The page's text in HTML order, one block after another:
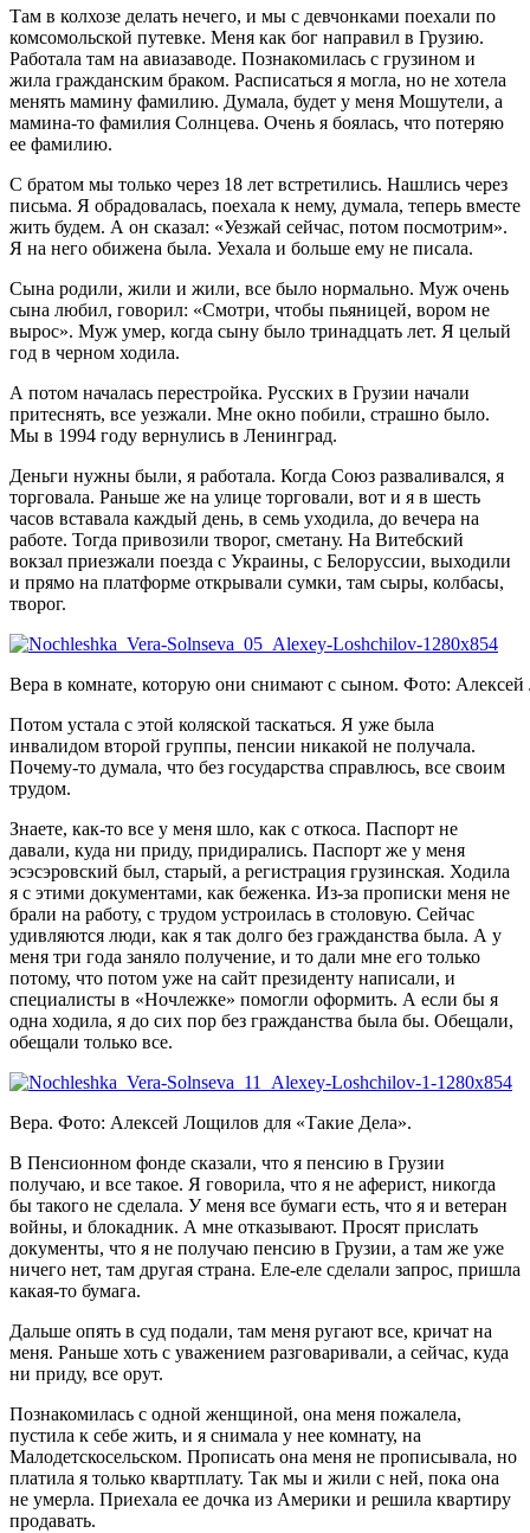
Там в колхозе делать нечего, и мы с девчонками поехали по
комсомольской путевке. Меня как бог направил в Грузию.
Работала там на авиазаводе. Познакомилась с грузином и
жила гражданским браком. Расписаться я могла, но не хотела
менять мамину фамилию. Думала, будет у меня Мошутели, а
мамина-то фамилия Солнцева. Очень я боялась, что потеряю
ее фамилию.
С братом мы только через 18 лет встретились. Нашлись через
письма. Я обрадовалась, поехала к нему, думала, теперь вместе
жить будем. А он сказал: «Уезжай сейчас, потом посмотрим».
Я на него обижена была. Уехала и больше ему не писала.
Сына родили, жили и жили, все было нормально. Муж очень
сына любил, говорил: «Смотри, чтобы пьяницей, вором не
вырос». Муж умер, когда сыну было тринадцать лет. Я целый
год в черном ходила.
А потом началась перестройка. Русских в Грузии начали
притеснять, все уезжали. Мне окно побили, страшно было.
Мы в 1994 году вернулись в Ленинград.
Деньги нужны были, я работала. Когда Союз разваливался, я
торговала. Раньше же на улице торговали, вот и я в шесть
часов вставала каждый день, в семь уходила, до вечера на
работе. Тогда привозили творог, сметану. На Витебский
вокзал приезжали поезда с Украины, с Белоруссии, выходили
и прямо на платформе открывали сумки, там сыры, колбасы,
творог.
Вера в комнате, которую они снимают с сыном. Фото:
Потом устала с этой коляской таскаться. Я уже была
инвалидом второй группы, пенсии никакой не получала.
Почему-то думала, что без государства справлюсь, все своим
трудом.
Знаете, как-то все у меня шло, как с откоса. Паспорт не
давали, куда ни приду, придирались. Паспорт же у меня
эсэсэровский был, старый, а регистрация грузинская. Ходила
я с этими документами, как беженка. Из-за прописки меня не
брали на работу, с трудом устроилась в столовую. Сейчас
удивляются люди, как я так долго без гражданства была. А у
меня три года заняло получение, и то дали мне его только
потому, что потом уже на сайт президенту написали, и
специалисты в «Ночлежке» помогли оформить. А если бы я
одна ходила, я до сих пор без гражданства была бы. Обещали,
обещали только все.
Вера. Фото: Алексей Лощилов для «Такие Дела».
В Пенсионном фонде сказали, что я пенсию в Грузии
получаю, и все такое. Я говорила, что я не аферист, никогда
бы такого не сделала. У меня все бумаги есть, что я и ветеран
войны, и блокадник. А мне отказывают. Просят прислать
документы, что я не получаю пенсию в Грузии, а там же уже
ничего нет, там другая страна. Еле-еле сделали запрос, пришла
какая-то бумага.
Дальше опять в суд подали, там меня ругают все, кричат на
меня. Раньше хоть с уважением разговаривали, а сейчас, куда
ни приду, все орут.
Познакомилась с одной женщиной, она меня пожалела,
пустила к себе жить, и я снимала у нее комнату, на
Малодетскосельском. Прописать она меня не прописывала, но
платила я только квартплату. Так мы и жили с ней, пока она
не умерла. Приехала ее дочка из Америки и решила квартиру
продавать.